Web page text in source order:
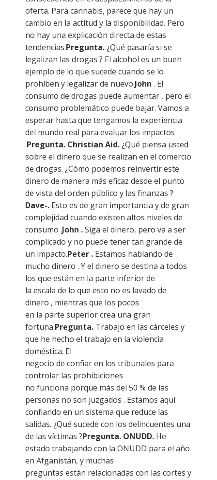
oferta. Para cannabis, parece que hay un
cambio en la actitud y la disponibilidad. Pero
no hay una explicación directa de estas
tendencias.Pregunta.¿Qué pasaría si se
legalizan las drogas ? El alcohol es un buen
ejemplo de lo que sucede cuando se lo
prohíben y legalizar de nuevo.John . El
consumo de drogas puede aumentar , pero el
consumo problemático puede bajar. Vamos a
esperar hasta que tengamos la experiencia
del mundo real para evaluar los impactos
.Pregunta. Christian Aid.¿Qué piensa usted
sobre el dinero que se realizan en el comercio
de drogas. ¿Cómo podemos reinvertir este
dinero de manera más eficaz desde el punto
de vista del orden público y las finanzas ?
Dave-. Esto es de gran importancia y de gran
complejidad cuando existen altos niveles de
consumo .John .Siga el dinero, pero va a ser
complicado y no puede tener tan grande de
un impacto.Peter . Estamos hablando de
mucho dinero . Y el dinero se destina a todos
los que están en la parte inferior de
la escala de lo que esto no es lavado de
dinero , mientras que los pocos
en la parte superior crea una gran
fortuna.Pregunta. Trabajo en las cárceles y
que he hecho el trabajo en la violencia
doméstica. El
negocio de confiar en los tribunales para
controlar las prohibiciones
no funciona porque más del 50 % de las
personas no son juzgados . Estamos aquí
confiando en un sistema que reduce las
salidas. ¿Qué sucede con los delincuentes una
de las víctimas ?Pregunta. ONUDD. He
estado trabajando con la ONUDD para el año
en Afganistán, y muchas
preguntas están relacionadas con las cortes y